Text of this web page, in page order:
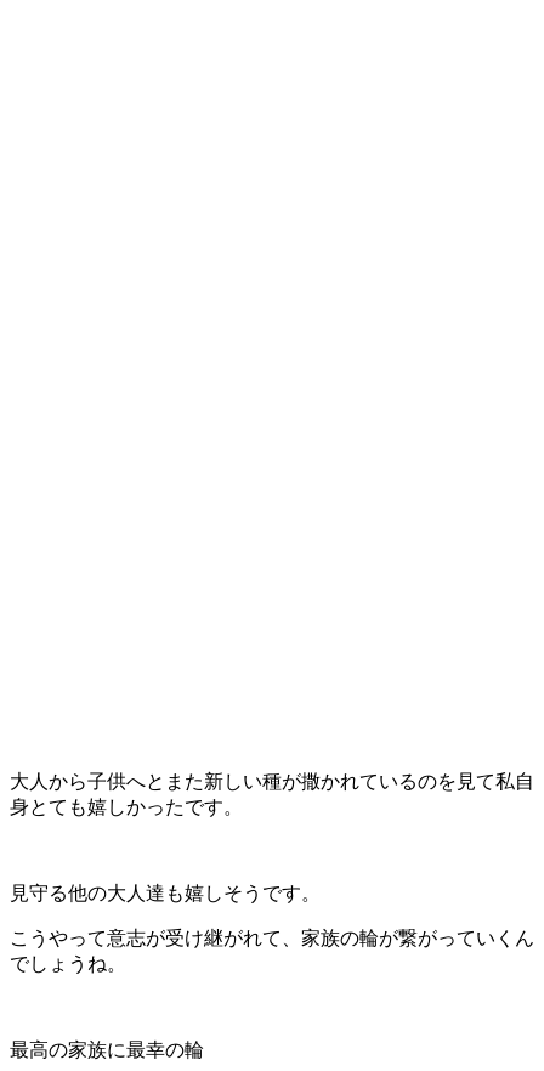
大人から子供へとまた新しい種が撒かれているのを見て私自
身とても嬉しかったです。
見守る他の大人達も嬉しそうです。
こうやって意志が受け継がれて、家族の輪が繋がっていくん
でしょうね。
最高の家族に最幸の輪